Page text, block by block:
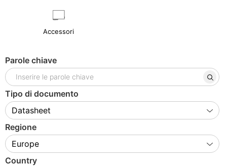
Accessori
Parole chiave
Tipo di documento
Regione
Country